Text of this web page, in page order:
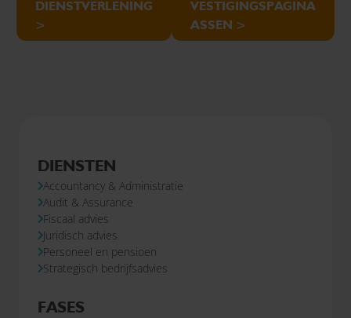
DIENSTVERLENING
>
VESTIGINGSPAGINA
ASSEN >
DIENSTEN
Accountancy & Administratie
Audit & Assurance
Fiscaal advies
Juridisch advies
Personeel en pensioen
Strategisch bedrijfsadvies
FASES